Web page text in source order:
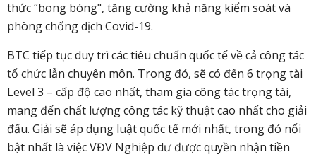
thức “bong bóng", tăng cường khả năng kiểm soát và
phòng chống dịch Covid-19.
BTC tiếp tục duy trì các tiêu chuẩn quốc tế về cả công tác
tổ chức lẫn chuyên môn. Trong đó, sẽ có đến 6 trọng tài
Level 3 – cấp độ cao nhất, tham gia công tác trọng tài,
mang đến chất lượng công tác kỹ thuật cao nhất cho giải
đấu. Giải sẽ áp dụng luật quốc tế mới nhất, trong đó nổi
bật nhất là việc VĐV Nghiệp dư được quyền nhận tiền